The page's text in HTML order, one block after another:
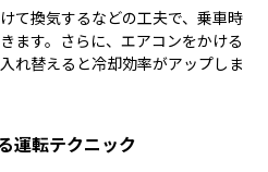
て換気するなどの工夫で、乗車時
ます。さらに、エアコンをかける
れ替えると冷却効率がアップしま
運転テクニック